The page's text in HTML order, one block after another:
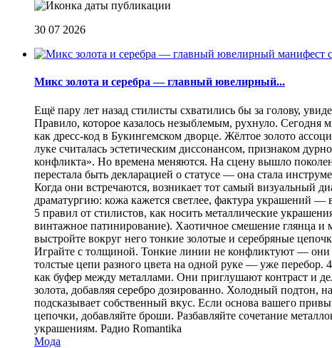
30 07 2026
Микс золота и серебра — главный ювелирный...
Ещё пару лет назад стилисты схватились бы за голову,
Правило, которое казалось незыблемым, рухнуло. Сегодня
как дресс-код в Букингемском дворце. Жёлтое золото
луке считалась эстетическим диссонансом, признаком
конфликта». Но времена меняются. На сцену вышло
перестала быть декларацией о статусе — она стала
Когда они встречаются, возникает тот самый визуальный
драматургию: кожа кажется светлее, фактура украшений
5 правил от стилистов, как носить металлические
винтажное патинирование). Хаотичное смешение глянца и
выстройте вокруг него тонкие золотые и серебряные
Играйте с толщиной. Тонкие линии не конфликтуют — они
толстые цепи разного цвета на одной руке — уже
как буфер между металлами. Они приглушают контраст и
золота, добавляя серебро дозированно. Холодный подтон,
подсказывает собственный вкус. Если основа вашего
цепочки, добавляйте броши. Разбавляйте сочетание
украшениям. Радио Romantika
Мода